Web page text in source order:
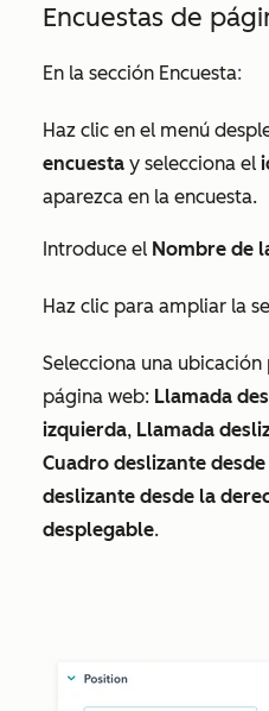
Encuestas de
En la sección Encuesta:
Haz clic en el menú
encuesta y selecciona el
aparezca en la encuesta.
Introduce el Nombre de
Haz clic para ampliar la
Selecciona una
página web: Llamada
izquierda, Llamada
Cuadro deslizante
deslizante desde la
desplegable.